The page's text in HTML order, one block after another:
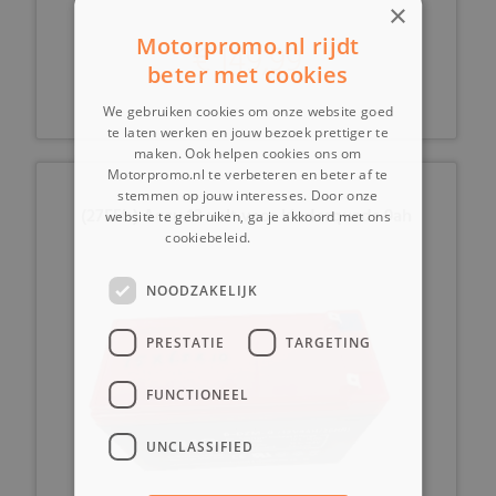
€ 149,99
(27E5b) Accu 12 volt voor kinderquads 9ah
×
Motorpromo.nl rijdt
beter met cookies
We gebruiken cookies om onze website goed
te laten werken en jouw bezoek prettiger te
maken. Ook helpen cookies ons om
Motorpromo.nl te verbeteren en beter af te
stemmen op jouw interesses. Door onze
website te gebruiken, ga je akkoord met ons
cookiebeleid.
NOODZAKELIJK
PRESTATIE TARGETING
FUNCTIONEEL
UNCLASSIFIED